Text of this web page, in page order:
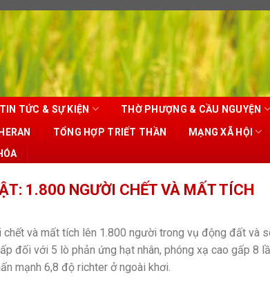
TIN TỨC & SỰ KIỆN THỜ PHƯỢNG & CẦU NGUYỆN
TỔNG HỢP TRIẾT THẦN MẠNG XÃ HỘI
1.800 NGƯỜI CHẾT VÀ MẤT TÍCH
và mất tích lên 1.800 người trong vụ động đất và
đối với 5 lò phản ứng hạt nhân, phóng xạ cao gấp 8
mạnh 6,8 độ richter ở ngoài khơi.